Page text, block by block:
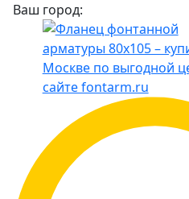
Ваш город: